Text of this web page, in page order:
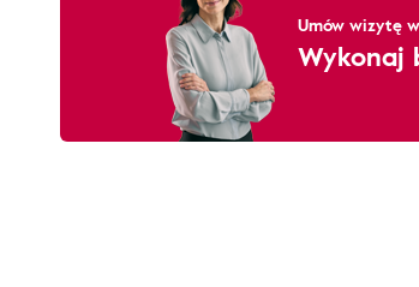
Umów wizytę
Wykonaj